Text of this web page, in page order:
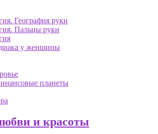
География руки
Пальцы руки
у женщины
планеты